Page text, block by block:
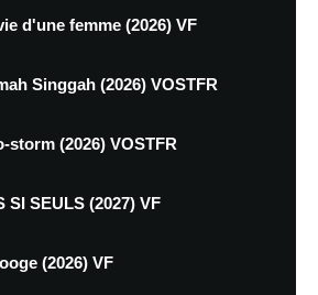
d'une femme (2026) VF
Singgah (2026) VOSTFR
storm (2026) VOSTFR
SI SEULS (2027) VF
(2026) VF